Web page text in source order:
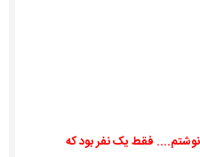
نوشتم.... فقط یک نفر بود که